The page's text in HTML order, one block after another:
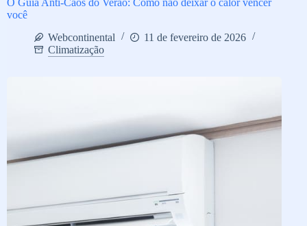
O Guia Anti-Caos do Verão: Como não deixar o calor vencer
você
Webcontinental
11 de fevereiro de 2026
Climatização